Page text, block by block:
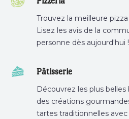
Trouvez la meilleure
Lisez les avis de la
personne dès aujourd'hui !
Pâtisserie
Découvrez les plus
des créations
tartes traditionnelles